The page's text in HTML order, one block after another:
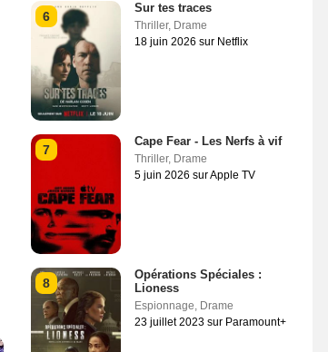
6
Sur tes traces
Thriller, Drame
18 juin 2026 sur Netflix
7
Cape Fear - Les Nerfs à vif
Thriller, Drame
5 juin 2026 sur Apple TV
8
Opérations Spéciales :
Lioness
Espionnage, Drame
23 juillet 2023 sur Paramount+